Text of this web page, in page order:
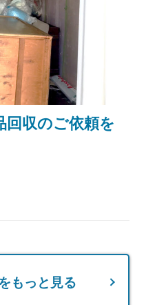
回収のご依頼を
もっと見る